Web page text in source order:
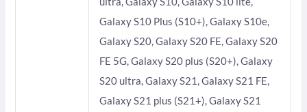
Galaxy S10 Plus (S10+), Galaxy S10e,
Galaxy S20, Galaxy S20 FE, Galaxy S20
FE 5G, Galaxy S20 plus (S20+), Galaxy
S20 ultra, Galaxy S21, Galaxy S21 FE,
Galaxy S21 plus (S21+), Galaxy S21